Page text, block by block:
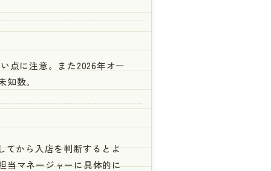
点に注意。また2026年オー
数。
てから入店を判断するとよ
当マネージャーに具体的に